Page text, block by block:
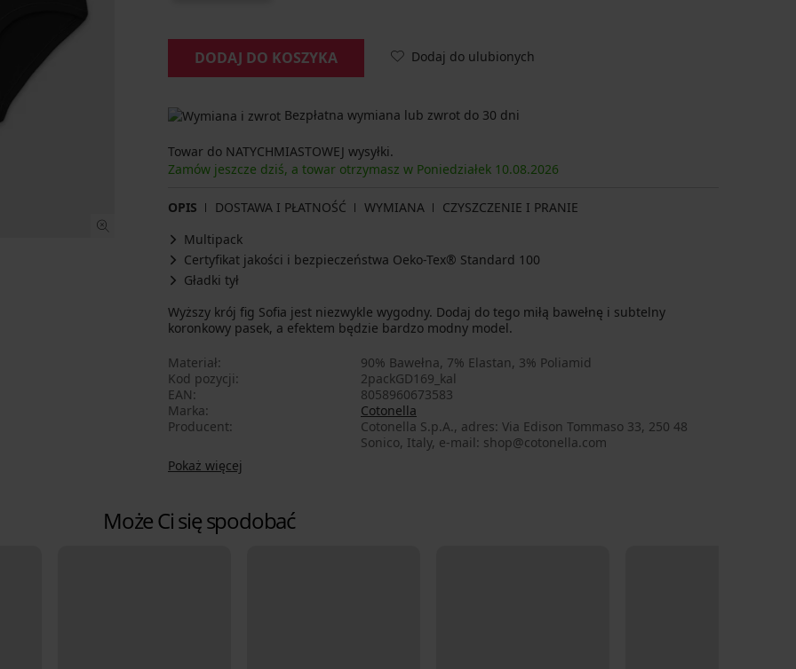
DODAJ DO KOSZYKA Dodaj do ulubionych
Bezpłatna wymiana lub zwrot do 30 dni
Towar do NATYCHMIASTOWEJ wysyłki.
Zamów jeszcze dziś, a towar otrzymasz w Poniedziałek 10.08.2026
OPIS DOSTAWA I PŁATNOŚĆ WYMIANA
CZYSZCZENIE I PRANIE
Multipack
Certyfikat jakości i bezpieczeństwa Oeko-Tex® Standard 100
Gładki tył
Wyższy krój fig Sofia jest niezwykle wygodny. Dodaj do tego miłą bawełnę i subtelny
koronkowy pasek, a efektem będzie bardzo modny model.
Materiał
90% Bawełna, 7% Elastan, 3% Poliamid
Kod pozycji
2packGD169_kal
EAN
8058960673583
Marka
Cotonella
Producent
Cotonella S.p.A., adres: Via Edison Tommaso 33, 250 48
Sonico, Italy, e-mail: shop@cotonella.com
Pokaż więcej
Może Ci się spodobać